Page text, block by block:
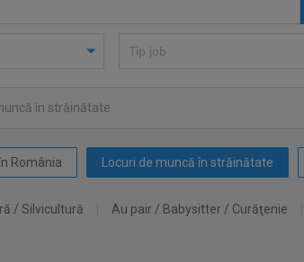
în străinătate
România Locuri de muncă în străinătate
/ Silvicultură Au pair / Babysitter / Curăţenie